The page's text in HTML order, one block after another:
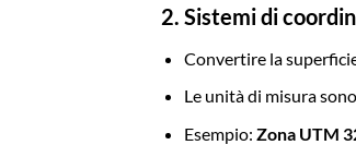
2. Sistemi di
Convertire la
Le unità di misura
Esempio: Zona UTM